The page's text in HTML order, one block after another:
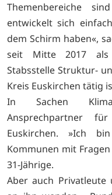
Themenbereiche
entwickelt sich
dem Schirm haben«,
seit Mitte 2017 als
Stabsstelle Struktur-
Kreis Euskirchen tätig
In Sachen
Ansprechpartner
Euskirchen. »Ich
Kommunen mit
31-Jährige.
Aber auch